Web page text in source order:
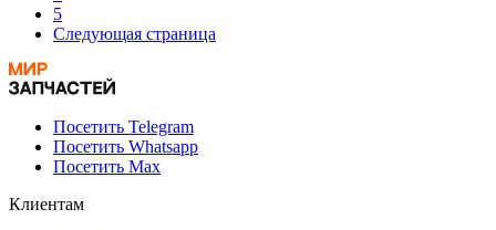
5
Следующая страница
Посетить Telegram
Посетить Whatsapp
Посетить Max
Клиентам